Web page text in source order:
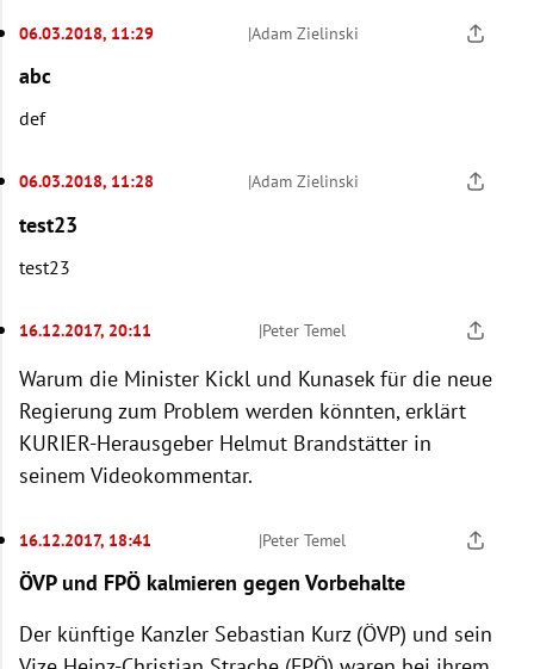
06.03.2018, 11:29 |Adam Zielinski
abc
def
06.03.2018, 11:28 |Adam Zielinski
test23
test23
16.12.2017, 20:11 |Peter Temel
Warum die Minister Kickl und Kunasek für die neue
Regierung zum Problem werden könnten, erklärt
KURIER-Herausgeber Helmut Brandstätter in
seinem Videokommentar.
16.12.2017, 18:41 |Peter Temel
ÖVP und FPÖ kalmieren gegen Vorbehalte
Der künftige Kanzler Sebastian Kurz (ÖVP) und sein